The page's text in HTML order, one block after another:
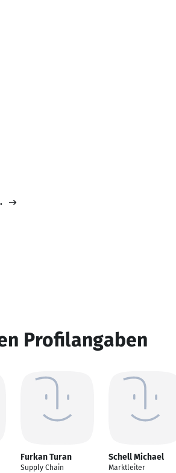
Profilangaben
Furkan Turan
Supply Chain
Schell Michael
Marktleiter